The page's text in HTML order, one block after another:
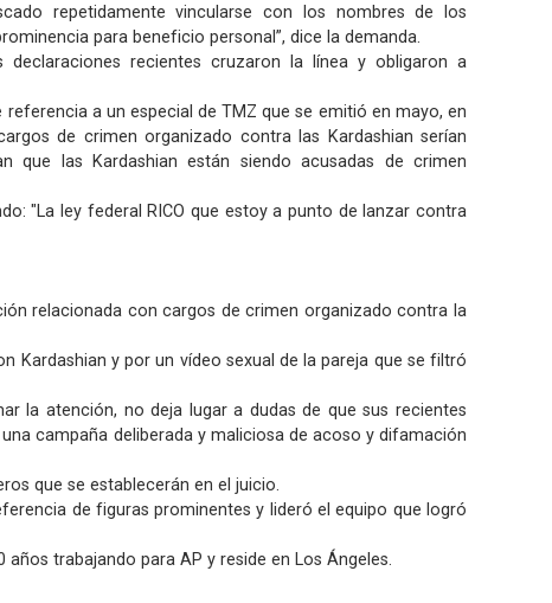
repetidamente vincularse con los nombres de los
para beneficio personal”, dice la demanda.
declaraciones recientes cruzaron la línea y obligaron a
referencia a un especial de TMZ que se emitió en mayo, en
de crimen organizado contra las Kardashian serían
que las Kardashian están siendo acusadas de crimen
"La ley federal RICO que estoy a punto de lanzar contra
relacionada con cargos de crimen organizado contra la
Kardashian y por un vídeo sexual de la pareja que se filtró
la atención, no deja lugar a dudas de que sus recientes
campaña deliberada y maliciosa de acoso y difamación
que se establecerán en el juicio.
de figuras prominentes y lideró el equipo que logró
trabajando para AP y reside en Los Ángeles.